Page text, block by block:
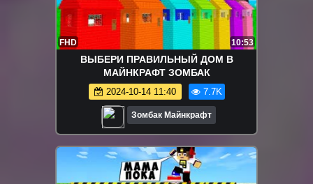
FHD 10:53
ВЫБЕРИ ПРАВИЛЬНЫЙ ДОМ В
МАЙНКРАФТ ЗОМБАК
2024-10-14 11:40 7.7K
Зомбак Майнкрафт